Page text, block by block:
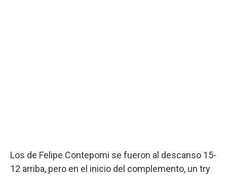
Los de Felipe Contepomi se fueron al descanso 15-
12 arriba, pero en el inicio del complemento, un try